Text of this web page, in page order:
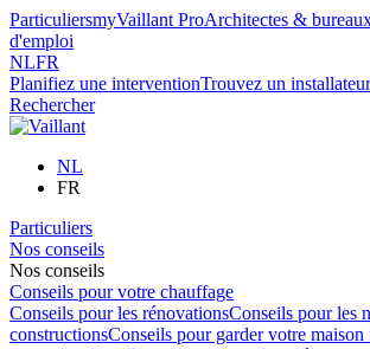
ParticuliersmyVaillant ProArchitectes &
d'emploi
NLFR
Planifiez une interventionTrouvez un installateur
Rechercher
NL
FR
Particuliers
Nos conseils
Nos conseils
Conseils pour votre chauffage
Conseils pour les rénovationsConseils pour les
constructionsConseils pour garder votre maison